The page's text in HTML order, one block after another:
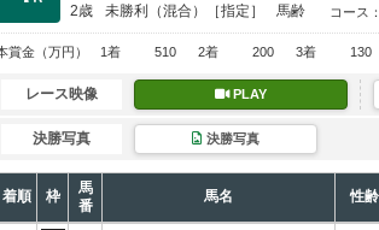
2歳 未勝利 （混合）［指定］ 馬齢 コース
賞金 （万円） 1着 510 2着 200 3着 130
レース映像 PLAY
決勝写真 決勝写真
着順 枠
馬
番
馬名 性齢